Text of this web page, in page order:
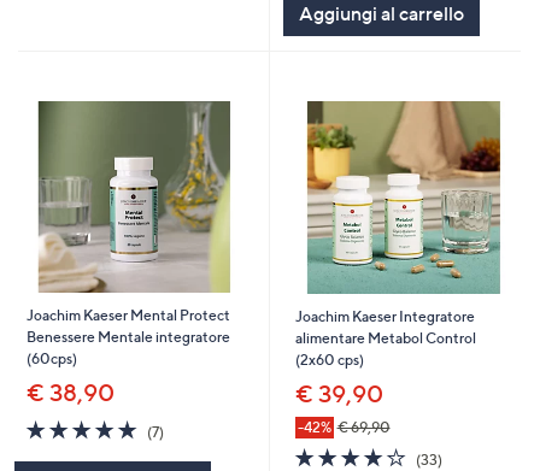
Stars
Aggiungi al carrello
Joachim Kaeser Mental Protect
Benessere Mentale integratore
(60cps)
€ 38,90
4.7
of
(7)7
Joachim Kaeser Integratore
alimentare Metabol Control
(2x60 cps)
€ 39,90
-42% € 69,90
3.9
(33)33